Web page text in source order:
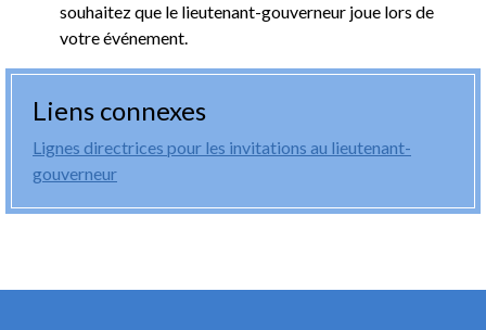
souhaitez que le lieutenant-gouverneur joue lors de
votre événement.
Liens connexes
Lignes directrices pour les invitations au lieutenant-
gouverneur